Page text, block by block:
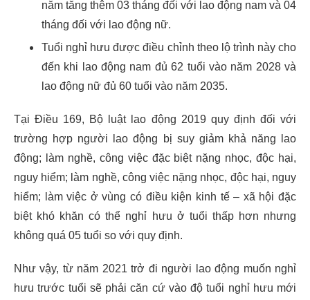
năm tăng thêm 03 tháng đối với lao động nam và 04
tháng đối với lao động nữ.
Tuổi nghỉ hưu được điều chỉnh theo lộ trình này cho
đến khi lao động nam đủ 62 tuổi vào năm 2028 và
lao động nữ đủ 60 tuổi vào năm 2035.
Tại Điều 169, Bộ luật lao động 2019 quy định đối với
trường hợp người lao động bị suy giảm khả năng lao
động; làm nghề, công việc đặc biệt nặng nhọc, độc hại,
nguy hiểm; làm nghề, công việc nặng nhọc, độc hại, nguy
hiểm; làm việc ở vùng có điều kiện kinh tế – xã hội đặc
biệt khó khăn có thể nghỉ hưu ở tuổi thấp hơn nhưng
không quá 05 tuổi so với quy định.
Như vậy, từ năm 2021 trở đi người lao động muốn nghỉ
hưu trước tuổi sẽ phải căn cứ vào độ tuổi nghỉ hưu mới